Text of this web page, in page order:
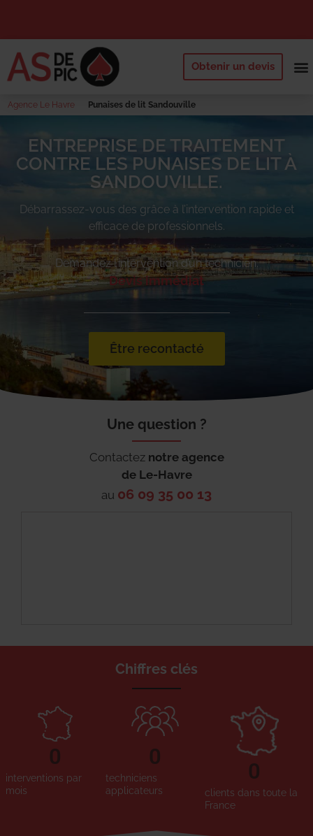
Obtenir un devis
Agence Le Havre Punaises de lit Sandouville
ENTREPRISE DE TRAITEMENT
CONTRE LES PUNAISES DE LIT À
SANDOUVILLE.
Débarrassez-vous des grâce à l’intervention rapide et
efficace de professionnels.
Demandez l’intervention d’un technicien.
Devis immédiat
Être recontacté
Une question ?
Contactez notre agence
de Le-Havre
au 06 09 35 00 13
Chiffres clés
interventions par
mois
0
techniciens
applicateurs
0
clients dans toute la
France
0